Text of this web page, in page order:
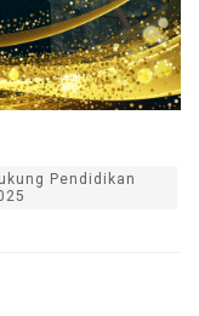
Pendidikan